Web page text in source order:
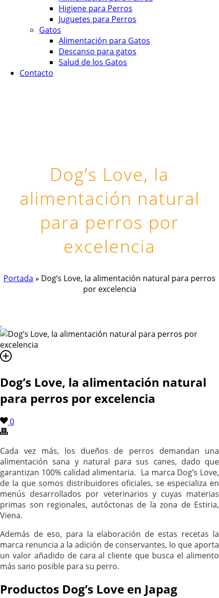
Higiene para Perros
Juguetes para Perros
Gatos
Alimentación para Gatos
Descanso para gatos
Salud de los Gatos
Contacto
Dog’s Love, la
alimentación natural
para perros por
excelencia
Portada » Dog’s Love, la alimentación natural para perros
por excelencia
Dog’s Love, la alimentación natural
para perros por excelencia
0
Cada vez más, los dueños de perros demandan una
alimentación sana y natural para sus canes, dado que
garantizan 100% calidad alimentaria. La marca Dog’s Love,
de la que somos distribuidores oficiales, se especializa en
menús desarrollados por veterinarios y cuyas materias
primas son regionales, autóctonas de la zona de Estiria,
Viena.
Además de eso, para la elaboración de estas recetas la
marca renuncia a la adición de conservantes, lo que aporta
un valor añadido de cara al cliente que busca el alimento
más sano posible para su perro.
Productos Dog’s Love en Japag